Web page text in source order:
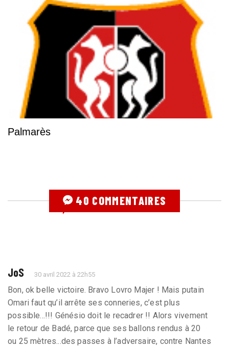
Palmarès
40 COMMENTAIRES
JoS 30 avril 2022 à 22h55
Bon, ok belle victoire. Bravo Lovro Majer ! Mais putain
Omari faut qu’il arrête ses conneries, c’est plus
possible...!!! Génésio doit le recadrer !! Alors vivement
le retour de Badé, parce que ses ballons rendus à 20
ou 25 mètres...des passes à l’adversaire, contre Nantes